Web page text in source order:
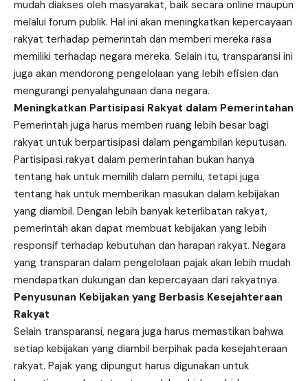
mudah diakses oleh masyarakat, baik secara online maupun
melalui forum publik. Hal ini akan meningkatkan kepercayaan
rakyat terhadap pemerintah dan memberi mereka rasa
memiliki terhadap negara mereka. Selain itu, transparansi ini
juga akan mendorong pengelolaan yang lebih efisien dan
mengurangi penyalahgunaan dana negara.
Meningkatkan Partisipasi Rakyat dalam Pemerintahan
Pemerintah juga harus memberi ruang lebih besar bagi
rakyat untuk berpartisipasi dalam pengambilan keputusan.
Partisipasi rakyat dalam pemerintahan bukan hanya
tentang hak untuk memilih dalam pemilu, tetapi juga
tentang hak untuk memberikan masukan dalam kebijakan
yang diambil. Dengan lebih banyak keterlibatan rakyat,
pemerintah akan dapat membuat kebijakan yang lebih
responsif terhadap kebutuhan dan harapan rakyat. Negara
yang transparan dalam pengelolaan pajak akan lebih mudah
mendapatkan dukungan dan kepercayaan dari rakyatnya.
Penyusunan Kebijakan yang Berbasis Kesejahteraan
Rakyat
Selain transparansi, negara juga harus memastikan bahwa
setiap kebijakan yang diambil berpihak pada kesejahteraan
rakyat. Pajak yang dipungut harus digunakan untuk